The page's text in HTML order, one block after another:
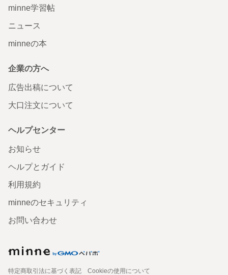
minne学習帖
ニュース
minneの本
企業の方へ
広告出稿について
大口注文について
ヘルプセンター
お知らせ
ヘルプとガイド
利用規約
minneのセキュリティ
お問い合わせ
特定商取引法に基づく表記
Cookieの使用について